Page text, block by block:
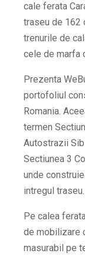
cale ferata
traseu de 162
trenurile de
cele de marfa
Prezenta
portofoliul
Romania.
termen
Autostrazii
Sectiunea 3
unde
intregul traseu.
Pe calea
de mobilizare
masurabil pe